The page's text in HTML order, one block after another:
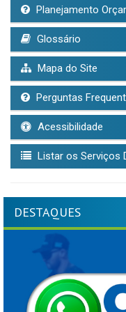
Planejamento
Glossário
Mapa do Site
Perguntas
Acessibilidade
Listar os Serviços
DESTAQUES